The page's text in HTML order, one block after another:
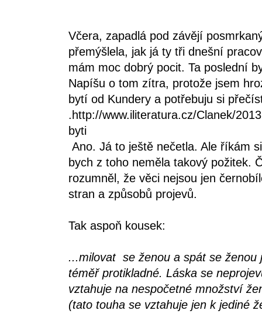
Včera, zapadlá pod závějí
přemýšlela, jak já ty tři dnešní
mám moc dobrý pocit. Ta poslední
Napíšu o tom zítra, protože jsem
bytí od Kundery a potřebuju si
.http://www.iliteratura.cz/Clanek/
byti
Ano. Já to ještě nečetla. Ale říkám
bych z toho neměla takový požitek.
rozumněl, že věci nejsou jen
stran a způsobů projevů.
Tak aspoň kousek:
...milovat se ženou a spát se ženou
téměř protikladné. Láska se
vztahuje na nespočetné množství
(tato touha se vztahuje jen k jediné